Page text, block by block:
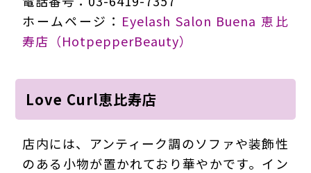
ホームページ： Eyelash Salon Buena 恵比
寿店（HotpepperBeauty）
Love Curl恵比寿店
店内には、アンティーク調のソファや装飾性
のある小物が置かれており華やかです。イン